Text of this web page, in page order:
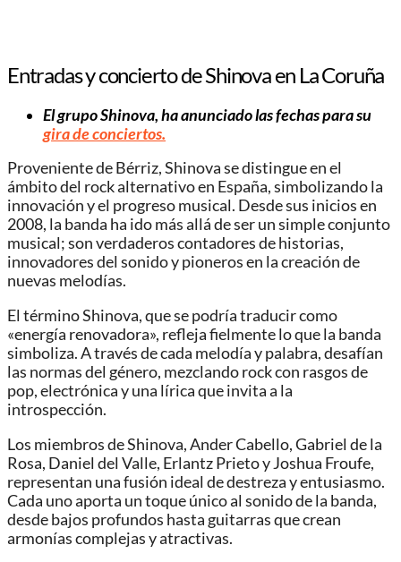
Entradas y concierto de Shinova en La Coruña
El grupo Shinova, ha anunciado las fechas para su
gira de conciertos.
Proveniente de Bérriz, Shinova se distingue en el
ámbito del rock alternativo en España, simbolizando la
innovación y el progreso musical. Desde sus inicios en
2008, la banda ha ido más allá de ser un simple conjunto
musical; son verdaderos contadores de historias,
innovadores del sonido y pioneros en la creación de
nuevas melodías.
El término Shinova, que se podría traducir como
«energía renovadora», refleja fielmente lo que la banda
simboliza. A través de cada melodía y palabra, desafían
las normas del género, mezclando rock con rasgos de
pop, electrónica y una lírica que invita a la
introspección.
Los miembros de Shinova, Ander Cabello, Gabriel de la
Rosa, Daniel del Valle, Erlantz Prieto y Joshua Froufe,
representan una fusión ideal de destreza y entusiasmo.
Cada uno aporta un toque único al sonido de la banda,
desde bajos profundos hasta guitarras que crean
armonías complejas y atractivas.